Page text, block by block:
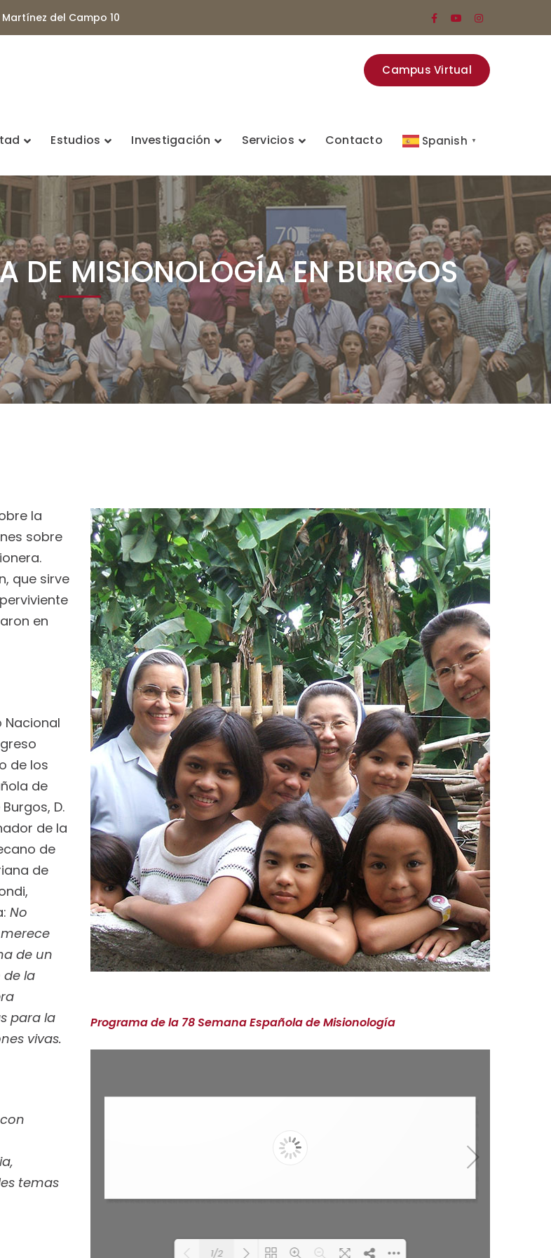
Martínez del Campo 10
Facebook
Profile
Youtube
Profile
Instagram
Profile
Campus Virtual
Estudios Investigación Servicios Contacto Spanish ▼
DE MISIONOLOGÍA EN BURGOS
la
sobre
que sirve
en
Nacional
de los
de
D.
de la
de
de
No
de un
de la
para la
vivas.
temas
Programa de la 78 Semana Española de Misionología
1/2